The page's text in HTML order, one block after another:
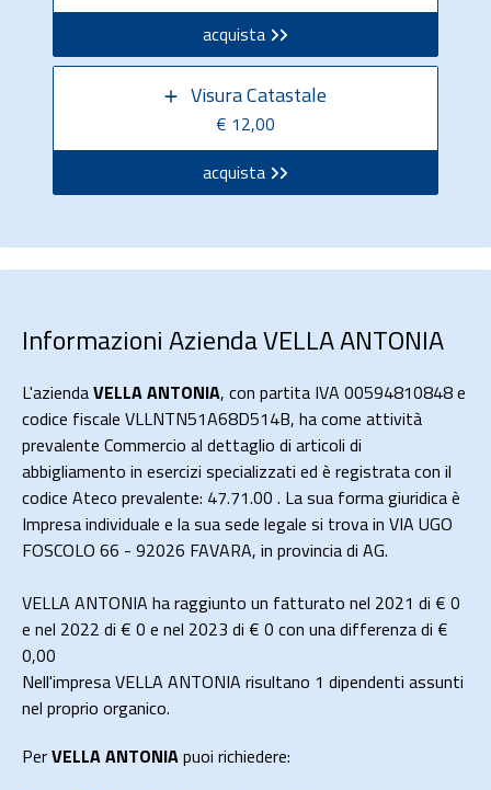
acquista
Visura Catastale
€ 12,00
acquista
Informazioni Azienda VELLA ANTONIA
L'aziendaVELLA ANTONIA, con partita IVA 00594810848 e
codice fiscale VLLNTN51A68D514B, ha come attività
prevalente Commercio al dettaglio di articoli di
abbigliamento in esercizi specializzati ed è registrata con il
codice Ateco prevalente: 47.71.00 . La sua forma giuridica è
Impresa individuale e la sua sede legale si trova in VIA UGO
FOSCOLO 66 - 92026 FAVARA, in provincia di AG.
VELLA ANTONIA ha raggiunto un fatturato nel 2021 di € 0
e nel 2022 di € 0 e nel 2023 di € 0 con una differenza di €
0,00
Nell'impresa VELLA ANTONIA risultano 1 dipendenti assunti
nel proprio organico.
PerVELLA ANTONIApuoi richiedere: